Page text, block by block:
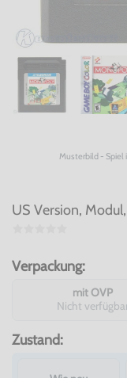
Musterbild - Spiel
US Version,
Verpackung:
mit OVP
Nicht
Zustand: